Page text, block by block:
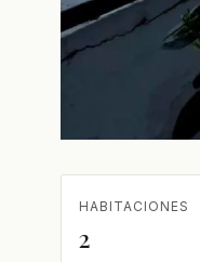
HABITACIONES
2